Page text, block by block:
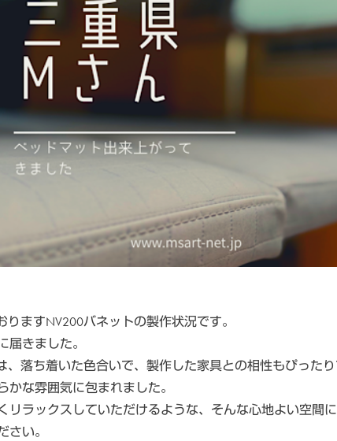
ますNV200バネットの製作状況です。
きました。
、落ち着いた色合いで、製作した家具との相性もぴった
な雰囲気に包まれました。
リラックスしていただけるような、そんな心地よい空間
い。